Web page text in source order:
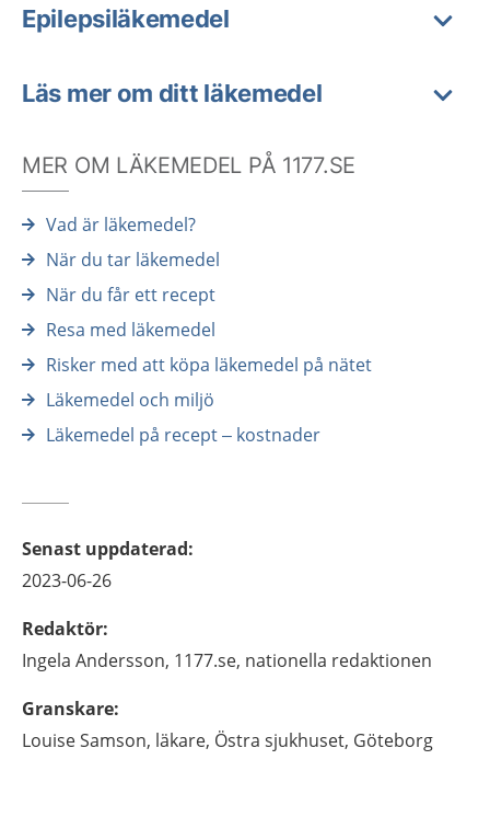
Epilepsiläkemedel
Läs mer om ditt läkemedel
MER OM LÄKEMEDEL PÅ 1177.SE
Vad är läkemedel?
När du tar läkemedel
När du får ett recept
Resa med läkemedel
Risker med att köpa läkemedel på nätet
Läkemedel och miljö
Läkemedel på recept – kostnader
Senast uppdaterad:
2023-06-26
Redaktör:
Ingela Andersson, 1177.se, nationella redaktionen
Granskare:
LouiseSamson, läkare, Östra sjukhuset, Göteborg